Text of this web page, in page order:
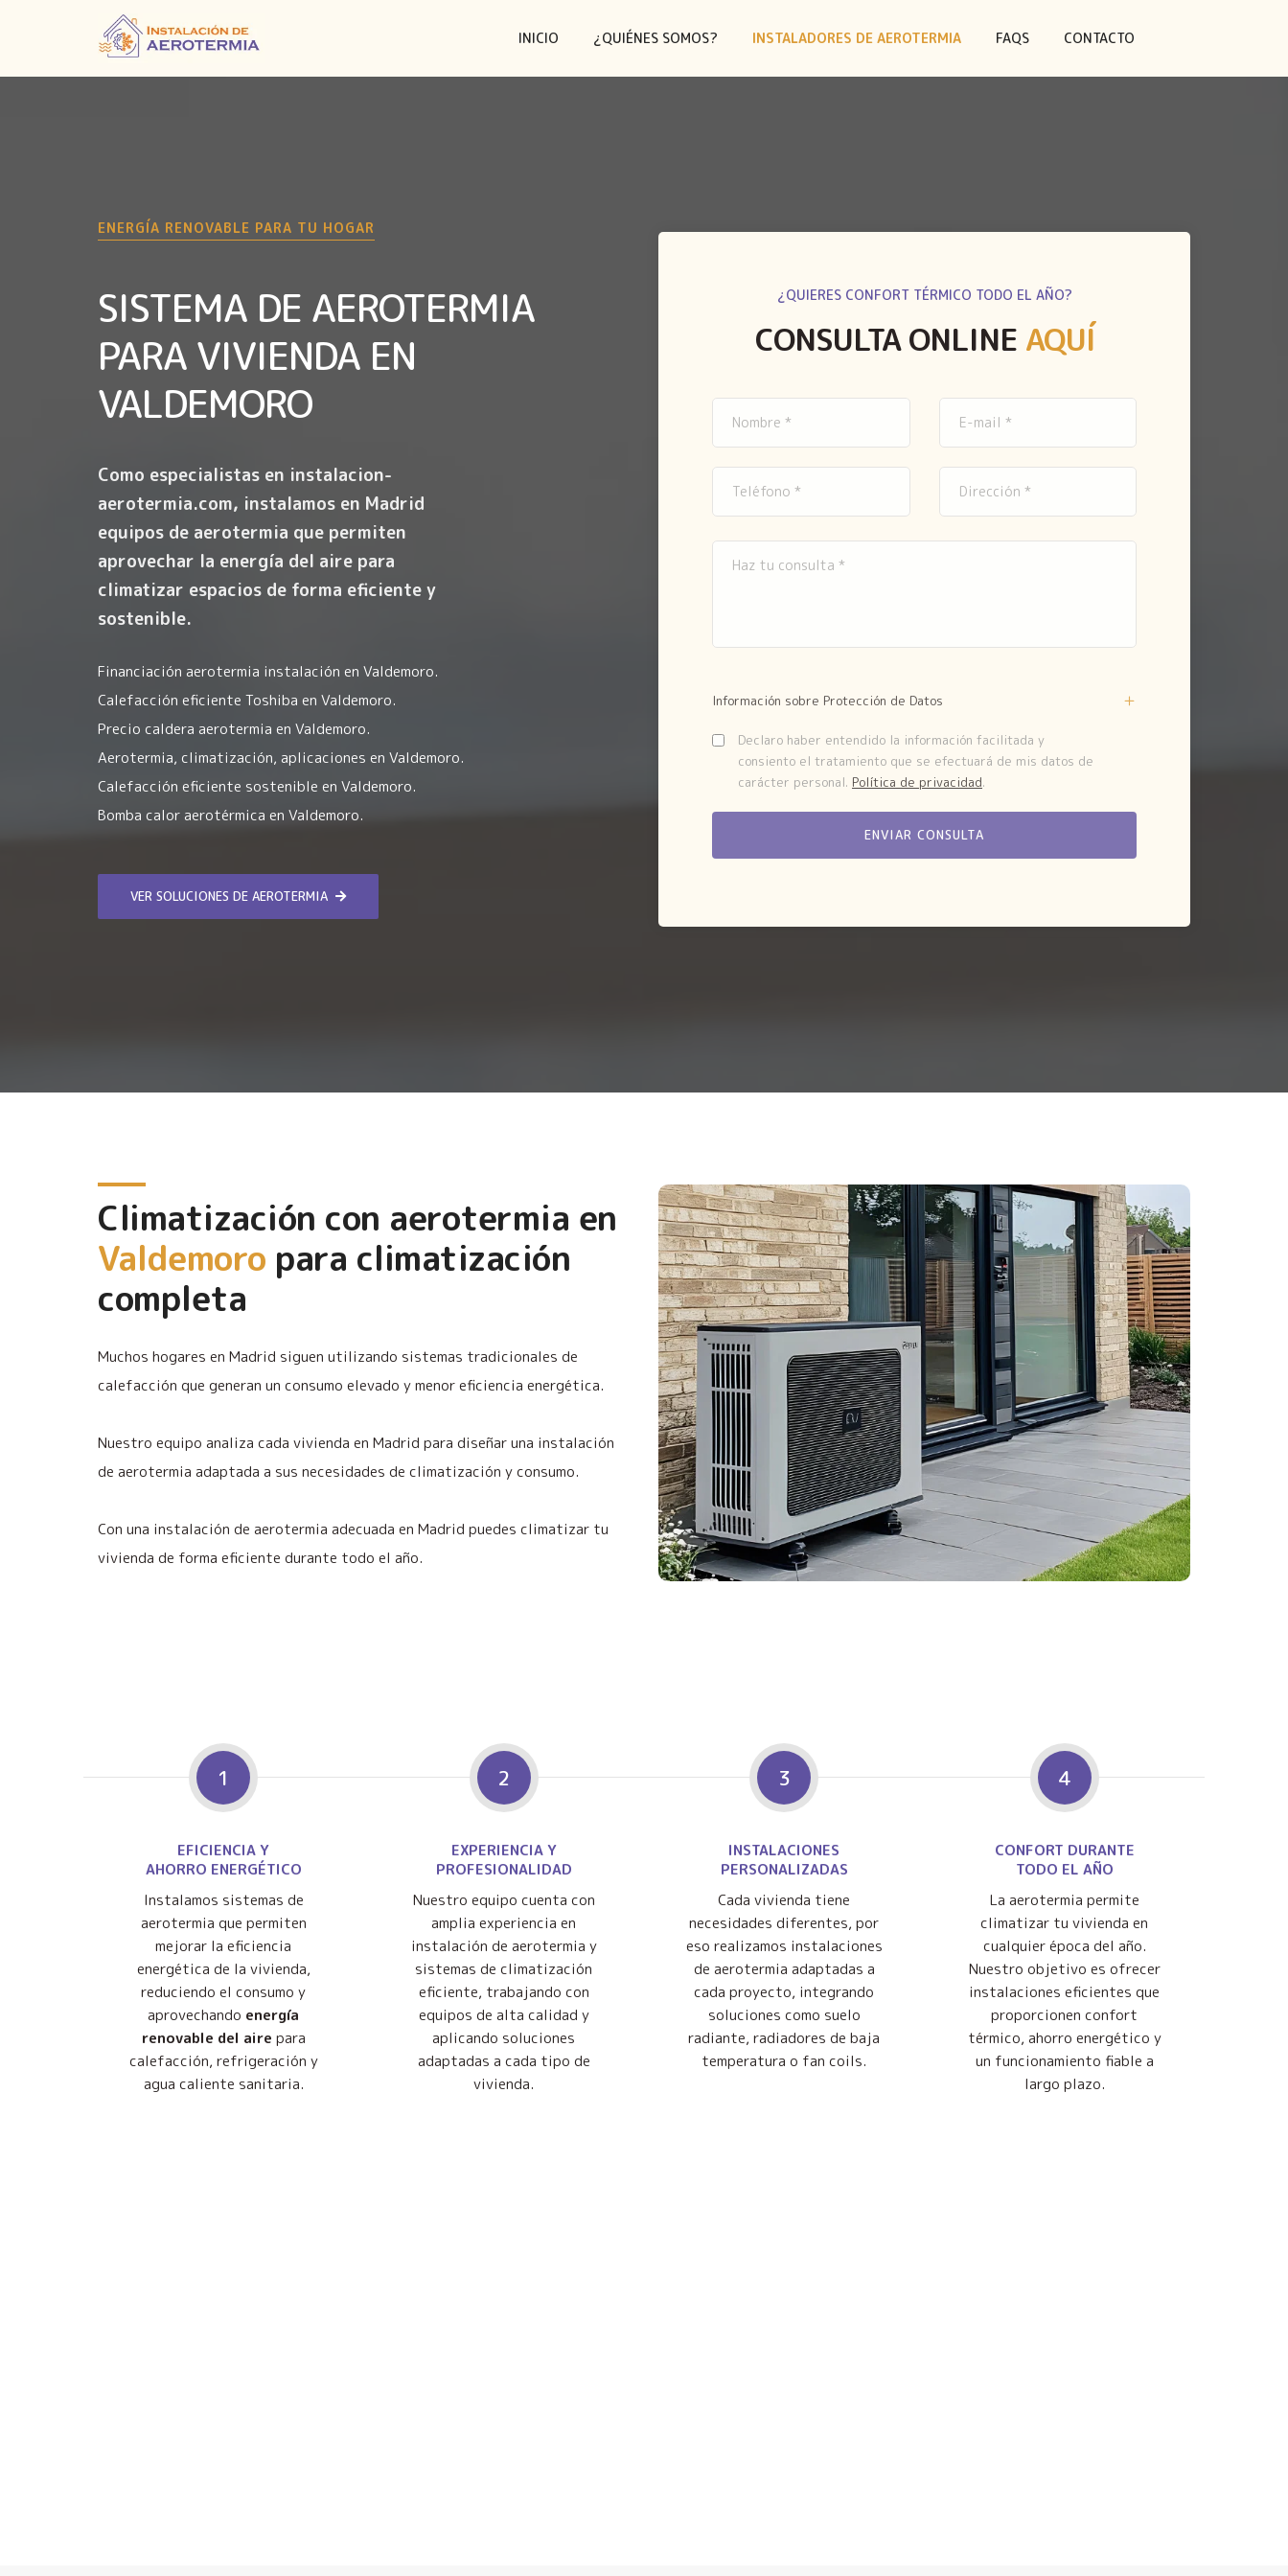
INICIO ¿QUIÉNES SOMOS? INSTALADORES DE AEROTERMIA FAQS CONTACTO
ENERGÍA RENOVABLE PARA TU HOGAR
SISTEMA DE AEROTERMIA
PARA VIVIENDA EN
VALDEMORO
Como especialistas en instalacion-
aerotermia.com, instalamos en Madrid
equipos de aerotermia que permiten
aprovechar la energía del aire para
climatizar espacios de forma eficiente y
sostenible.
Financiación aerotermia instalación en Valdemoro.
Calefacción eficiente Toshiba en Valdemoro.
Precio caldera aerotermia en Valdemoro.
Aerotermia, climatización, aplicaciones en Valdemoro.
Calefacción eficiente sostenible en Valdemoro.
Bomba calor aerotérmica en Valdemoro.
VER SOLUCIONES DE AEROTERMIA
¿QUIERES CONFORT TÉRMICO TODO EL AÑO?
CONSULTA ONLINE AQUÍ
Información sobre Protección de Datos
Declaro haber entendido la información facilitada y
consiento el tratamiento que se efectuará de mis datos de
carácter personal. Política de privacidad.
Climatización con aerotermia en
Valdemoro para climatización
completa
Muchos hogares en Madrid siguen utilizando sistemas tradicionales de
calefacción que generan un consumo elevado y menor eficiencia energética.
Nuestro equipo analiza cada vivienda en Madrid para diseñar una instalación
de aerotermia adaptada a sus necesidades de climatización y consumo.
Con una instalación de aerotermia adecuada en Madrid puedes climatizar tu
vivienda de forma eficiente durante todo el año.
1
EFICIENCIA Y
AHORRO ENERGÉTICO
Instalamos sistemas de
aerotermia que permiten
mejorar la eficiencia
energética de la vivienda,
reduciendo el consumo y
aprovechando energía
renovable del aire para
calefacción, refrigeración y
agua caliente sanitaria.
2
EXPERIENCIA Y
PROFESIONALIDAD
Nuestro equipo cuenta con
amplia experiencia en
instalación de aerotermia y
sistemas de climatización
eficiente, trabajando con
equipos de alta calidad y
aplicando soluciones
adaptadas a cada tipo de
vivienda.
3
INSTALACIONES
PERSONALIZADAS
Cada vivienda tiene
necesidades diferentes, por
eso realizamos instalaciones
de aerotermia adaptadas a
cada proyecto, integrando
soluciones como suelo
radiante, radiadores de baja
temperatura o fan coils.
4
CONFORT DURANTE
TODO EL AÑO
La aerotermia permite
climatizar tu vivienda en
cualquier época del año.
Nuestro objetivo es ofrecer
instalaciones eficientes que
proporcionen confort
térmico, ahorro energético y
un funcionamiento fiable a
largo plazo.